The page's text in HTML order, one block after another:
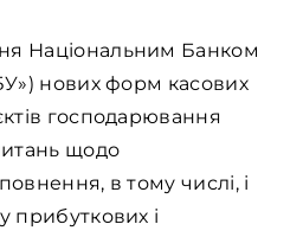
Національним Банком
нових форм касових
господарювання
щодо
в тому числі, і
прибуткових і